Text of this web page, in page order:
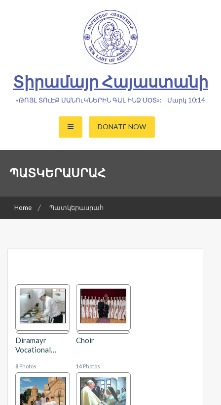
Տիրամայր Հայաստանի
«ԹՈՅԼ ՏՈւԷՔ ՄԱՆՈւԿՆԵՐԻՆ ԳԱԼ ԻՆՁ ՄՕՏ»: Մարկ 10:14
DONATE NOW
ՊԱՏԿԵՐԱՍՐԱՀ
Home Պատկերասրահ
Diramayr
Vocational…
8 Photos
Choir
14 Photos